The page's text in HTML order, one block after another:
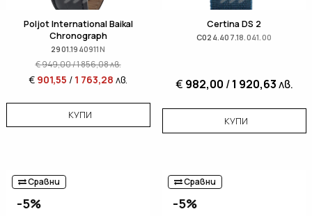
Poljot International Baikal
Chronograph
2901.1940911N
€949,00/1 856,08лв.
€ 901,55 / 1 763,28 лв.
КУПИ
Certina DS 2
C024.407.18.041.00
€ 982,00 /1 920,63лв.
КУПИ
Сравни
-5%
Сравни
-5%